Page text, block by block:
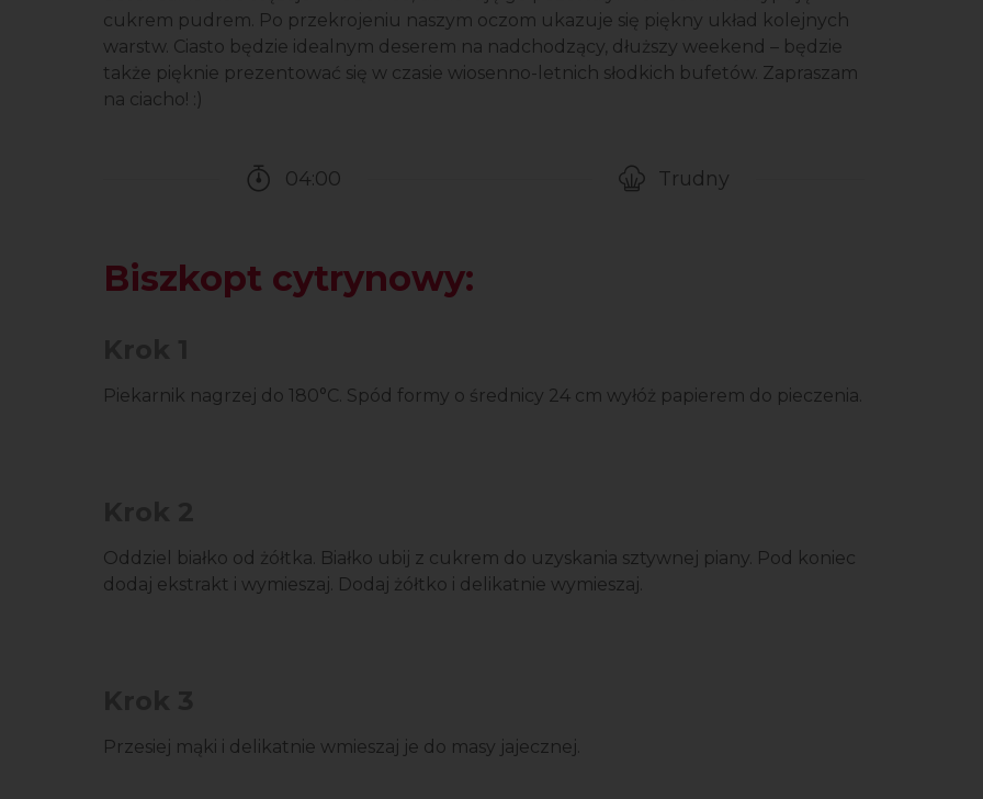
cukrem pudrem. Po przekrojeniu naszym oczom ukazuje się piękny układ kolejnych
warstw. Ciasto będzie idealnym deserem na nadchodzący, dłuższy weekend – będzie
także pięknie prezentować się w czasie wiosenno-letnich słodkich bufetów. Zapraszam
na ciacho! :)
04:00
Trudny
Biszkopt cytrynowy:
Piekarnik nagrzej do 180°C. Spód formy o średnicy 24 cm wyłóż papierem do pieczenia.
Oddziel białko od żółtka. Białko ubij z cukrem do uzyskania sztywnej piany. Pod koniec
dodaj ekstrakt i wymieszaj. Dodaj żółtko i delikatnie wymieszaj.
Przesiej mąki i delikatnie wmieszaj je do masy jajecznej.